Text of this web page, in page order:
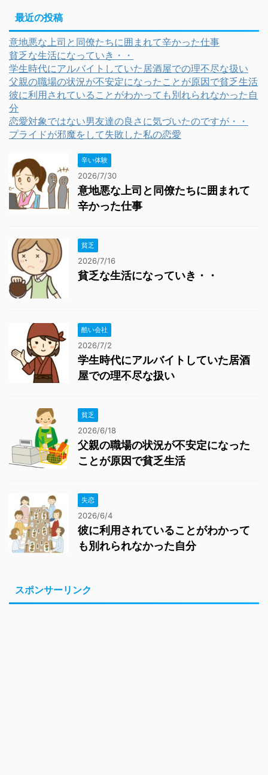
最近の投稿
意地悪な上司と同僚たちに囲まれて辛かった仕事
貧乏な生活になっていき・・
学生時代にアルバイトしていた居酒屋での理不尽な扱い
父親の職場の状況が不安定になったことが原因で貧乏生活
彼に利用されていることがわかっても別れられなかった自
分
恋愛対象ではない男友達の良さに気づいたのですが・・
プライドが邪魔をして失敗した私の恋愛
辛い体験
2026/7/30
意地悪な上司と同僚たちに囲まれて
辛かった仕事
貧乏
2026/7/16
貧乏な生活になっていき・・
酷い会社
2026/7/2
学生時代にアルバイトしていた居酒
屋での理不尽な扱い
貧乏
2026/6/18
父親の職場の状況が不安定になった
ことが原因で貧乏生活
失恋
2026/6/4
彼に利用されていることがわかって
も別れられなかった自分
スポンサーリンク